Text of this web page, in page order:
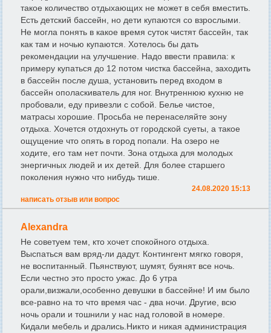
такое количество отдыхающих не может в себя вместить.
Есть детский бассейн, но дети купаются со взрослыми.
Не могла понять в какое время суток чистят бассейн, так
как там и ночью купаются. Хотелось бы дать
рекомендации на улучшение. Надо ввести правила: к
примеру купаться до 12 потом чистка бассейна, заходить
в бассейн после душа, установить перед входом в
бассейн ополаскиватель для ног. Внутреннюю кухню не
пробовали, еду привезли с собой. Белье чистое,
матрасы хорошие. Просьба не перенаселяйте зону
отдыха. Хочется отдохнуть от городской суеты, а такое
ощущение что опять в город попали. На озеро не
ходите, его там нет почти. Зона отдыха для молодых
энергичных людей и их детей. Для более старшего
поколения нужно что нибудь тише.
24.08.2020 15:13
написать отзыв или вопрос
Alexandra
Не советуем тем, кто хочет спокойного отдыха.
Выспаться вам вряд-ли дадут. Контингент мягко говоря,
не воспитанный. Пьянствуют, шумят, буянят все ночь.
Если честно это просто ужас. До 6 утра
орали,визжали,особенно девушки в бассейне! И им было
все-равно на то что время час - два ночи. Другие, всю
ночь орали и тошнили у нас над головой в номере.
Кидали мебель и дрались.Никто и никая администрация